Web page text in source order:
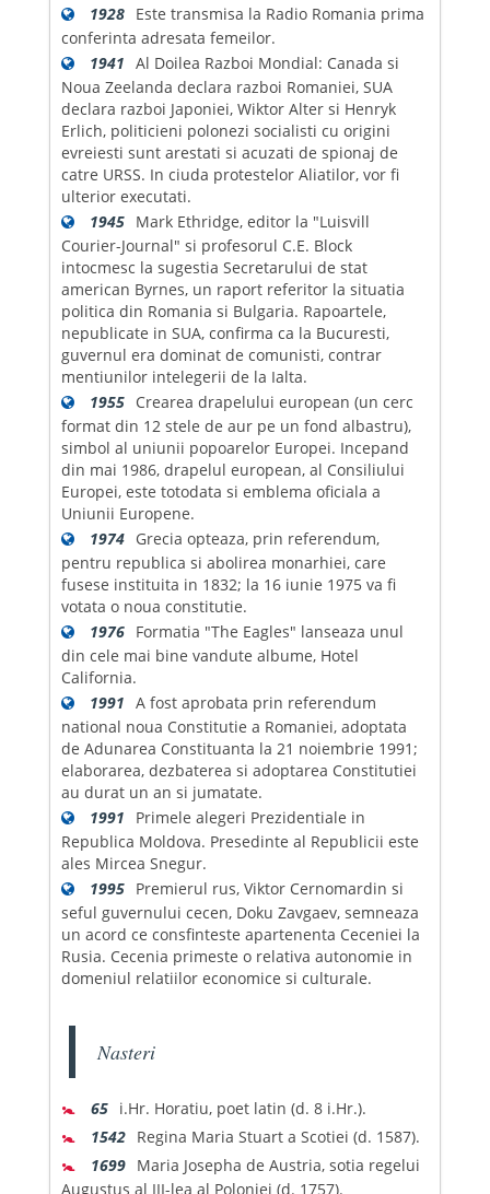
1928 Este transmisa la Radio Romania prima
conferinta adresata femeilor.
1941 Al Doilea Razboi Mondial: Canada si
Noua Zeelanda declara razboi Romaniei, SUA
declara razboi Japoniei, Wiktor Alter si Henryk
Erlich, politicieni polonezi socialisti cu origini
evreiesti sunt arestati si acuzati de spionaj de
catre URSS. In ciuda protestelor Aliatilor, vor fi
ulterior executati.
1945 Mark Ethridge, editor la "Luisvill
Courier-Journal" si profesorul C.E. Block
intocmesc la sugestia Secretarului de stat
american Byrnes, un raport referitor la situatia
politica din Romania si Bulgaria. Rapoartele,
nepublicate in SUA, confirma ca la Bucuresti,
guvernul era dominat de comunisti, contrar
mentiunilor intelegerii de la Ialta.
1955 Crearea drapelului european (un cerc
format din 12 stele de aur pe un fond albastru),
simbol al uniunii popoarelor Europei. Incepand
din mai 1986, drapelul european, al Consiliului
Europei, este totodata si emblema oficiala a
Uniunii Europene.
1974 Grecia opteaza, prin referendum,
pentru republica si abolirea monarhiei, care
fusese instituita in 1832; la 16 iunie 1975 va fi
votata o noua constitutie.
1976 Formatia "The Eagles" lanseaza unul
din cele mai bine vandute albume, Hotel
California.
1991 A fost aprobata prin referendum
national noua Constitutie a Romaniei, adoptata
de Adunarea Constituanta la 21 noiembrie 1991;
elaborarea, dezbaterea si adoptarea Constitutiei
au durat un an si jumatate.
1991
Primele alegeri Prezidentiale in
Republica Moldova. Presedinte al Republicii este
ales Mircea Snegur.
1995 Premierul rus, Viktor Cernomardin si
seful guvernului cecen, Doku Zavgaev, semneaza
un acord ce consfinteste apartenenta Ceceniei la
Rusia. Cecenia primeste o relativa autonomie in
domeniul relatiilor economice si culturale.
Nasteri
🚼 65 i.Hr. Horatiu, poet latin (d. 8 i.Hr.).
🚼 1542 Regina Maria Stuart a Scotiei (d. 1587).
🚼 1699 Maria Josepha de Austria, sotia regelui
Augustus al III-lea al Poloniei (d. 1757).